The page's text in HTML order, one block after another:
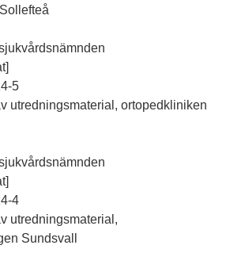
5
utredningsmaterial, ortopedkliniken
4
utredningsmaterial,
Sundsvall